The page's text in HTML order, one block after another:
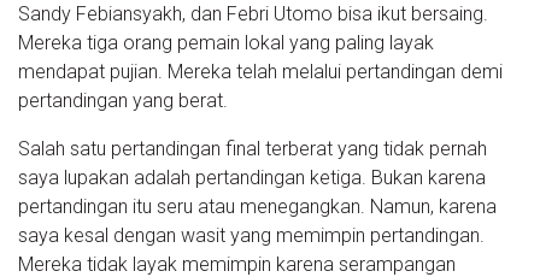
Sandy Febiansyakh, dan Febri Utomo bisa ikut bersaing.
Mereka tiga orang pemain lokal yang paling layak
mendapat pujian. Mereka telah melalui pertandingan demi
pertandingan yang berat.
Salah satu pertandingan final terberat yang tidak pernah
saya lupakan adalah pertandingan ketiga. Bukan karena
pertandingan itu seru atau menegangkan. Namun, karena
saya kesal dengan wasit yang memimpin pertandingan.
Mereka tidak layak memimpin karena serampangan